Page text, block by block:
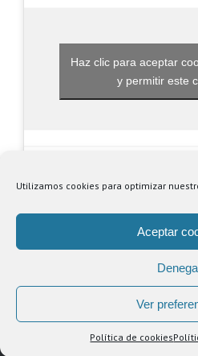
Utilizamos cookies para optimizar
Aceptar
Ver
Política de cookies
Haz clic para aceptar
y permitir este
© Copyright2026 | Centro Comercial
Privacidad|
Facebook